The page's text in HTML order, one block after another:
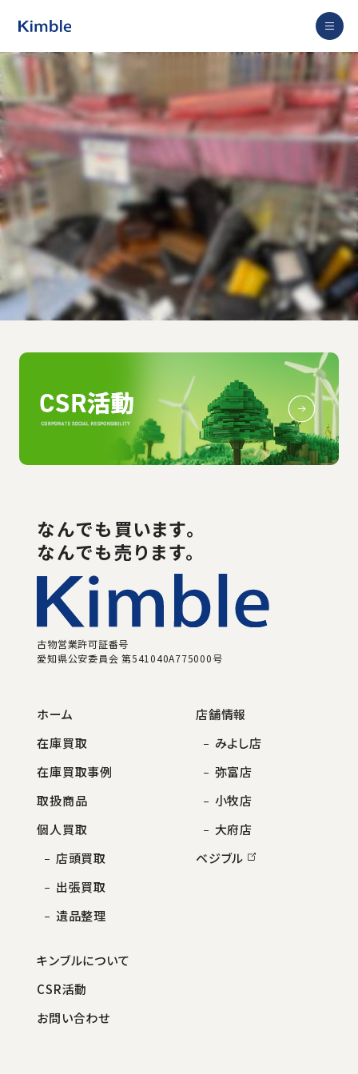
なんでも 買います。
なんでも売ります。
古物営業許可証番号
愛知県公安委員会 第541040A775000号
ホーム
在庫買取
在庫買取事例
取扱商品
個人買取
店頭買取
出張買取
遺品整理
店舗情報
みよし店
弥富店
小牧店
大府店
ベジブル
キンブルについて
CSR活動
お問い合わせ